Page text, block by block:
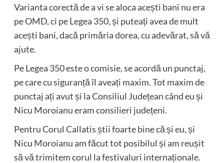
Varianta corectă de a vi se aloca acești bani nu era
pe OMD, ci pe Legea 350, și puteați avea de mult
acești bani, dacă primăria dorea, cu adevărat, să vă
ajute.
Pe Legea 350 este o comisie, se acordă un punctaj,
pe care cu siguranță îl aveați maxim. Tot maxim de
punctaj ați avut și la Consiliul Județean când eu și
Nicu Moroianu eram consilieri județeni.
Pentru Corul Callatis știi foarte bine că și eu, și
Nicu Moroianu am făcut tot posibilul și am reușit
să vă trimitem corul la festivaluri internaționale.